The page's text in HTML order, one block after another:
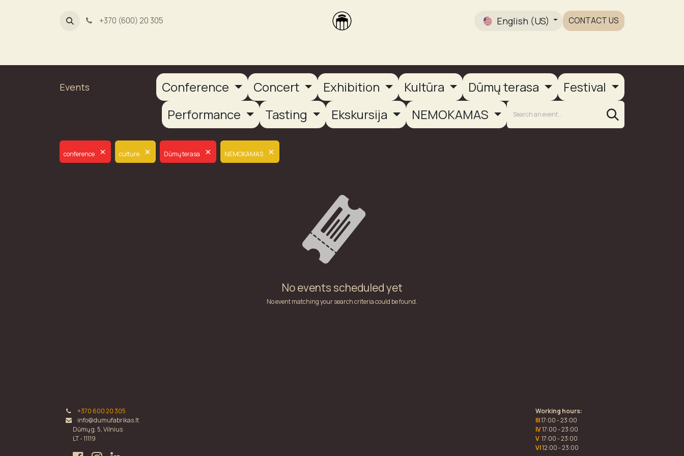
+370 (600) 20 305 English (US) CONTACT US
Events Conference Concert Exhibition Kultūra Dūmų terasa
Festival
Performance
Tasting Ekskursija NEMOKAMAS
conference × culture × Dūmų terasa × NEMOKAMAS ×
No events scheduled yet
No event matching your search criteria could be found.
+370 600 20 305
info@dumufabrikas.lt
Dūmų g. 5, Vilnius
LT - 11119
Working hours:
III17:00 - 23:00
IV17:00 - 23:00
V 17:00 - 23:00
VI12:00 - 23:00